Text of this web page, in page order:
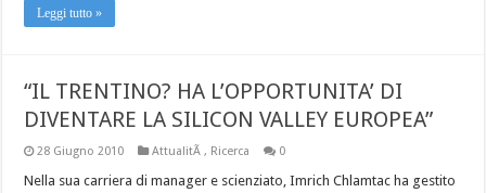
Leggi tutto »
“IL TRENTINO? HA L’OPPORTUNITA’ DI
DIVENTARE LA SILICON VALLEY EUROPEA”
28 Giugno 2010 AttualitÃ, Ricerca 0
Nella sua carriera di manager e scienziato, Imrich Chlamtac ha gestito